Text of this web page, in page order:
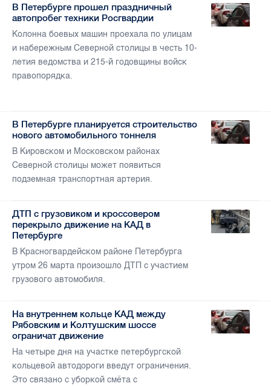
В Петербурге прошел праздничный
автопробег техники Росгвардии
Колонна боевых машин проехала по улицам
и набережным Северной столицы в честь 10-
летия ведомства и 215-й годовщины войск
правопорядка.
В Петербурге планируется строительство
нового автомобильного тоннеля
В Кировском и Московском районах
Северной столицы может появиться
подземная транспортная артерия.
ДТП с грузовиком и кроссовером
перекрыло движение на КАД в
Петербурге
В Красногвардейском районе Петербурга
утром 26 марта произошло ДТП с участием
грузового автомобиля.
На внутреннем кольце КАД между
Рябовским и Колтушским шоссе
ограничат движение
На четыре дня на участке петербургской
кольцевой автодороги введут ограничения.
Это связано с уборкой смёта с